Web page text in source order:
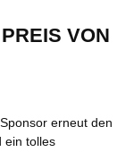
VON S
erneut den
ein tolles